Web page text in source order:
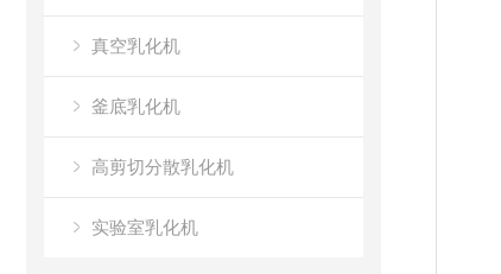
真空乳化机
釜底乳化机
高剪切分散乳化机
实验室乳化机